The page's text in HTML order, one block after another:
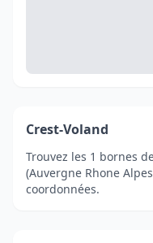
Crest-Voland
Trouvez les 1 bornes
(Auvergne Rhone
coordonnées.